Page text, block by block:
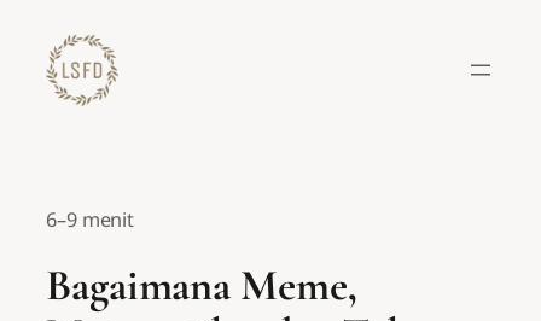
konten
6–9 menit
Bagaimana Meme,